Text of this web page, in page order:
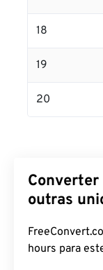
18
19
20
outras
hours para